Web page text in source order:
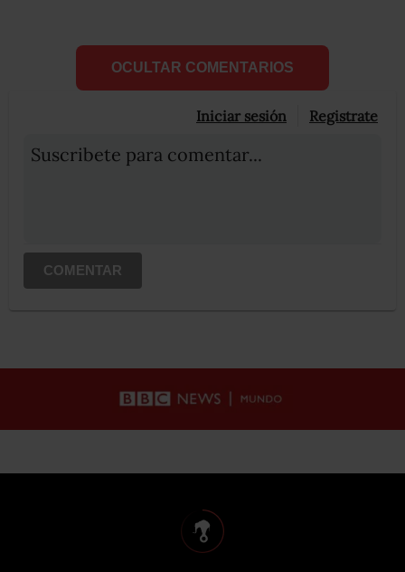
OCULTAR COMENTARIOS
Iniciar sesión Registrate
Suscribete para comentar...
COMENTAR